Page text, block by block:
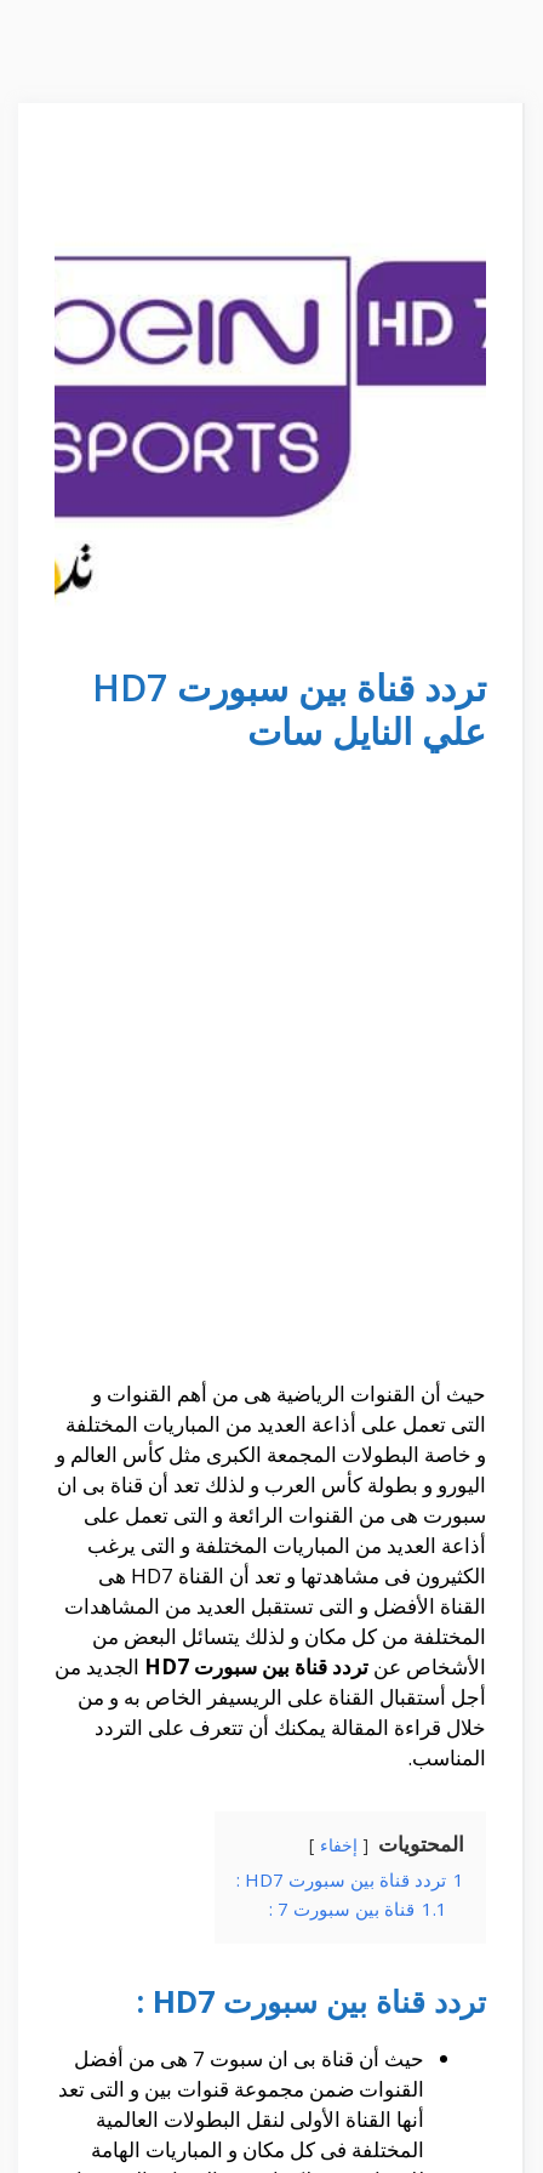
تردد قناة بين سبورت HD7
علي النايل سات
حيث أن القنوات الرياضية هى من أهم القنوات و
التى تعمل على أذاعة العديد من المباريات المختلفة
و خاصة البطولات المجمعة الكبرى مثل كأس العالم و
اليورو و بطولة كأس العرب و لذلك تعد أن قناة بى ان
سبورت هى من القنوات الرائعة و التى تعمل على
أذاعة العديد من المباريات المختلفة و التى يرغب
الكثيرون فى مشاهدتها و تعد أن القناة HD7 هى
القناة الأفضل و التى تستقبل العديد من المشاهدات
المختلفة من كل مكان و لذلك يتسائل البعض من
الأشخاص عن تردد قناة بين سبورت HD7
الجديد من
أجل أستقبال القناة على الريسيفر الخاص به و من
خلال قراءة المقالة يمكنك أن تتعرف على التردد
المناسب.
المحتويات إخفاء
1 تردد قناة بين سبورت HD7 :
1.1 قناة بين سبورت 7 :
تردد قناة بين سبورت HD7 :
حيث أن قناة بى ان سبوت 7 هى من أفضل
القنوات ضمن مجموعة قنوات بين و التى تعد
أنها القناة الأولى لنقل البطولات العالمية
المختلفة فى كل مكان و المباريات الهامة